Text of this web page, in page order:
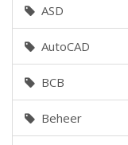
ASD
AutoCAD
BCB
Beheer